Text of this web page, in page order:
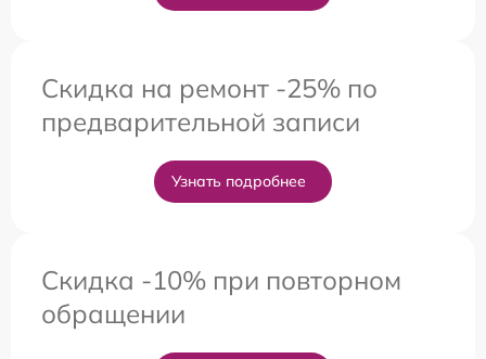
Скидка на ремонт -25% по
предварительной записи
Узнать подробнее
Скидка -10% при повторном
обращении